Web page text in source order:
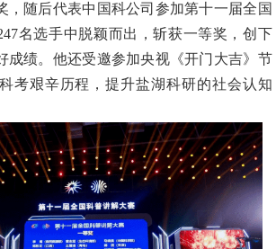
，随后代表中国科公司参加第十一届全国
名选手中脱颖而出，斩获一等奖，创下
成绩。他还受邀参加央视《开门大吉》节
考艰辛历程，提升盐湖科研的社会认知